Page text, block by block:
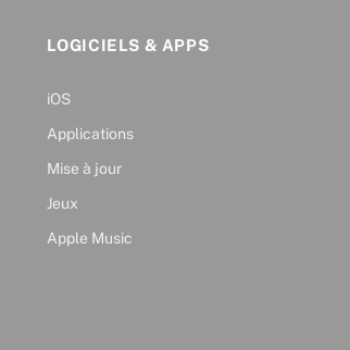
LOGICIELS & APPS
iOS
Applications
Mise à jour
Jeux
Apple Music